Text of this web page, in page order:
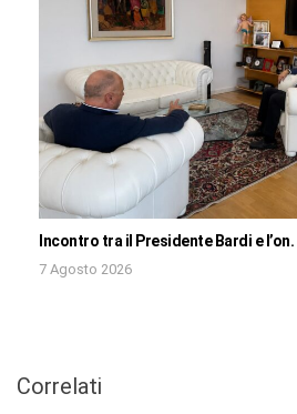
Incontro tra il Presidente Bardi e
7 Agosto 2026
Correlati